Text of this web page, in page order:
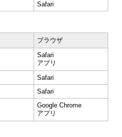
Safari
ブラウザ
Safari
アプリ
Safari
Safari
Google Chrome
アプリ